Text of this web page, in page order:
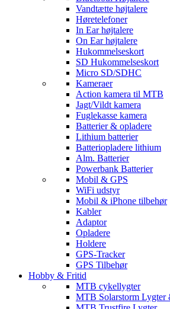
Vandtætte højtalere
Høretelefoner
In Ear højtalere
On Ear højtalere
Hukommelseskort
SD Hukommelseskort
Micro SD/SDHC
Kameraer
Action kamera til MTB
Jagt/Vildt kamera
Fuglekasse kamera
Batterier & opladere
Lithium batterier
Batteriopladere lithium
Alm. Batterier
Powerbank Batterier
Mobil & GPS
WiFi udstyr
Mobil & iPhone tilbehør
Kabler
Adaptor
Opladere
Holdere
GPS-Tracker
GPS Tilbehør
Hobby & Fritid
MTB cykellygter
MTB Solarstorm Lygter